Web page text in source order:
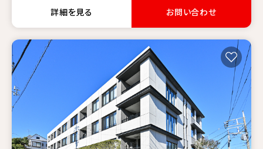
詳細を見る お問い合わせ